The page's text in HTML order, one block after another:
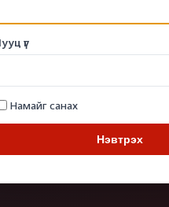
үг
Намайг санах
Нэвтрэх